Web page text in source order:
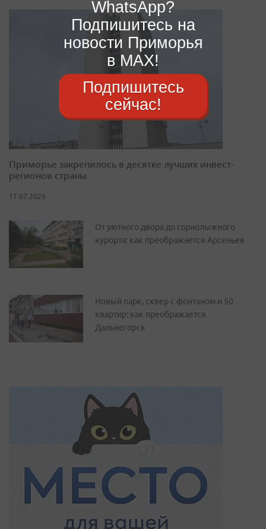
Приморье закрепилось в десятке лучших инвест-
регионов страны
17.07.2026
От уютного двора до горнолыжного
курорта: как преображается Арсеньев
Новый парк, сквер с фонтаном и 50
квартир: как преображается
Дальнегорск
WhatsApp?
Подпишитесь на
новости Приморья
в MAX!
Подпишитесь
сейчас!